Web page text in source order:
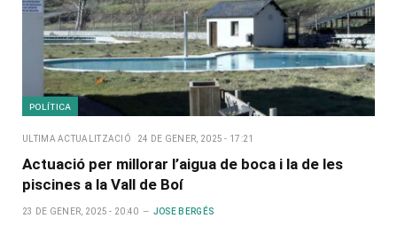
POLÍTICA
ULTIMA ACTUALITZACIÓ 24 DE GENER, 2025 - 17:21
Actuació per millorar l’aigua de boca i la de les
piscines a la Vall de Boí
23 DE GENER, 2025 - 20:40 JOSE BERGÉS